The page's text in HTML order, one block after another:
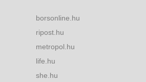
borsonline.hu
ripost.hu
metropol.hu
life.hu
she.hu